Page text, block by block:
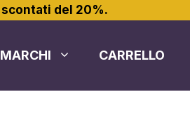
scontati del 20%.
MARCHI CARRELLO